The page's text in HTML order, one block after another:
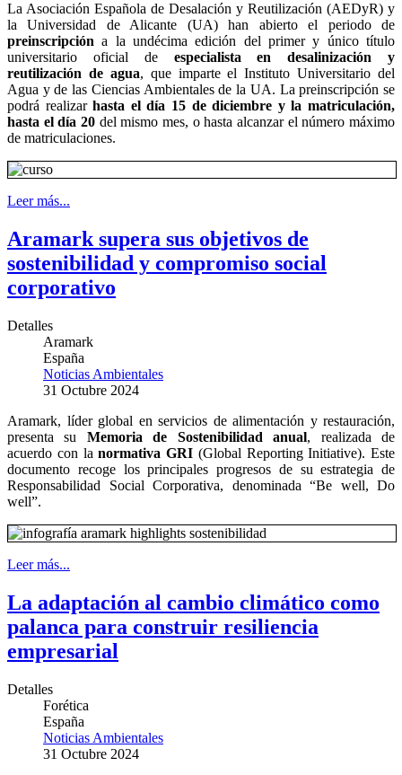
La Asociación Española de Desalación y Reutilización (AEDyR) y
la Universidad de Alicante (UA) han abierto el periodo de
preinscripción a la undécima edición del primer y único título
universitario oficial de especialista en desalinización y
reutilización de agua, que imparte el Instituto Universitario del
Agua y de las Ciencias Ambientales de la UA. La preinscripción se
podrá realizarhasta el día 15 de diciembre y la matriculación,
hasta el día 20 del mismo mes, o hasta alcanzar el número máximo
de matriculaciones.
Leer más...
Aramark supera sus objetivos de
sostenibilidad y compromiso social
corporativo
Detalles
Aramark
España
Noticias Ambientales
31 Octubre 2024
Aramark, líder global en servicios de alimentación y restauración,
presenta su Memoria de Sostenibilidad anual, realizada de
acuerdo con lanormativa GRI (Global Reporting Initiative). Este
documento recoge los principales progresos de su estrategia de
Responsabilidad Social Corporativa, denominada “Be well, Do
well”.
Leer más...
La adaptación al cambio climático como
palanca para construir resiliencia
empresarial
Detalles
Forética
España
Noticias Ambientales
31 Octubre 2024